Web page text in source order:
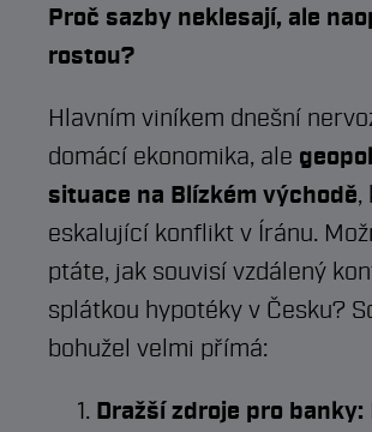
Proč sazby neklesají, ale
rostou?
Hlavním viníkem dnešní
domácí ekonomika, ale
situace na Blízkém východě,
eskalující konflikt v Íránu.
ptáte, jak souvisí vzdálený
splátkou hypotéky v Česku?
bohužel velmi přímá:
Dražší zdroje pro banky: